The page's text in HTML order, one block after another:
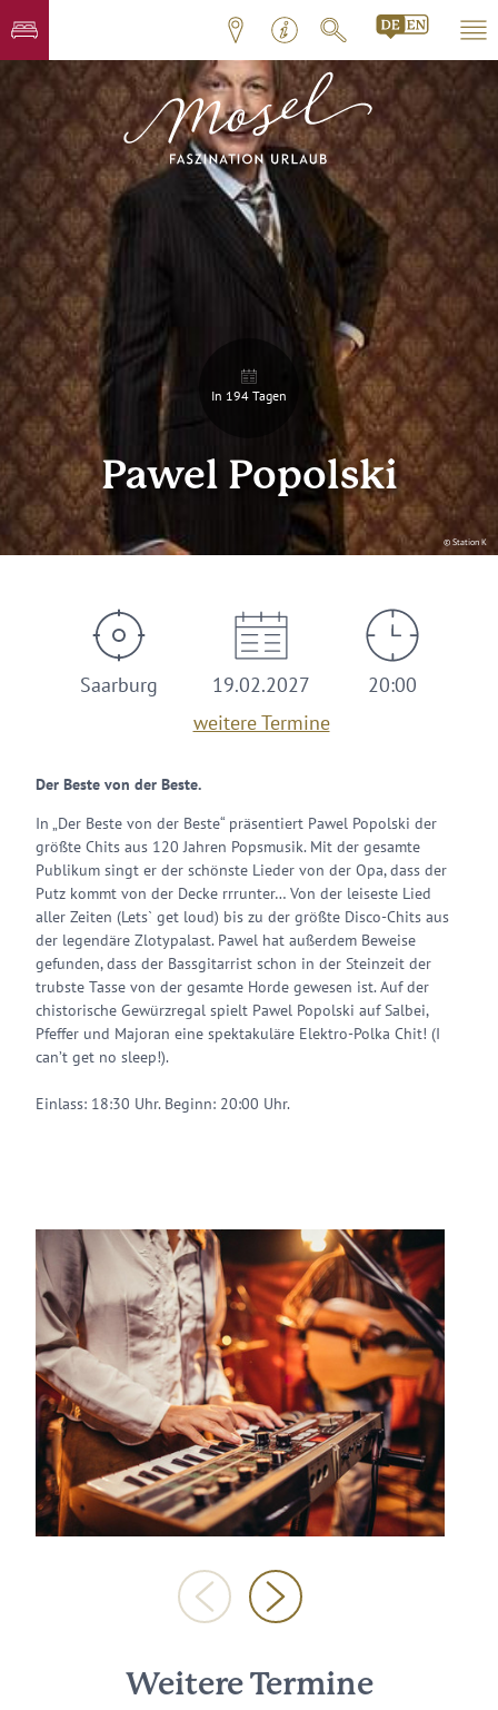
© Station K
In 194 Tagen
Pawel Popolski
Saarburg
19.02.2027
weitere Termine
20:00
Der Beste von der Beste.
In „Der Beste von der Beste“ präsentiert Pawel Popolski der
größte Chits aus 120 Jahren Popsmusik. Mit der gesamte
Publikum singt er der schönste Lieder von der Opa, dass der
Putz kommt von der Decke rrrunter… Von der leiseste Lied
aller Zeiten (Lets` get loud) bis zu der größte Disco-Chits aus
der legendäre Zlotypalast. Pawel hat außerdem Beweise
gefunden, dass der Bassgitarrist schon in der Steinzeit der
trubste Tasse von der gesamte Horde gewesen ist. Auf der
chistorische Gewürzregal spielt Pawel Popolski auf Salbei,
Pfeffer und Majoran eine spektakuläre Elektro-Polka Chit! (I
can’t get no sleep!).
Einlass: 18:30 Uhr. Beginn: 20:00 Uhr.
Weitere Termine